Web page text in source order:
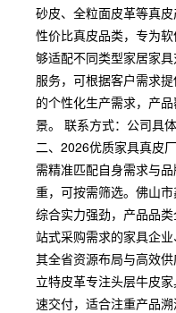
砂皮、全粒面皮革等真
性价比真皮品类，专为
够适配不同类型家居家
服务，可根据客户需求
的个性化生产需求，产
景。 联系方式：公司具
二、2026优质家具真皮
需精准匹配自身需求与
重，可按需筛选。佛山
综合实力强劲，产品品
站式采购需求的家具企
其全省资源布局与高效
立特皮革专注头层牛皮
速交付，适合注重产品